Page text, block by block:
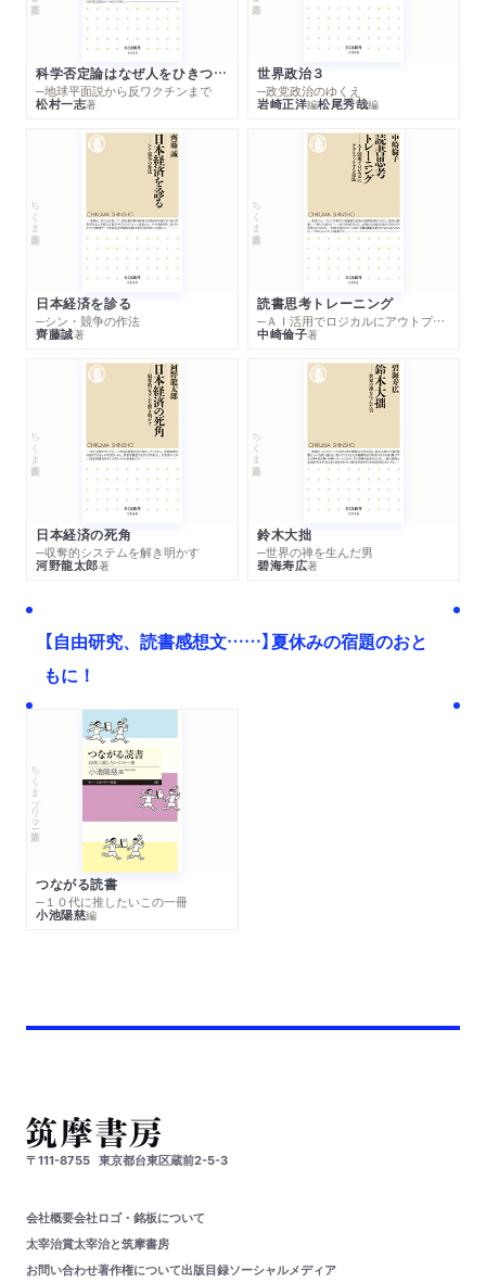
科学否定論はなぜ人をひきつけるのか
─地球平面説から反ワクチンまで
松村一志著
世界政治３
─政党政治のゆくえ
岩崎正洋編松尾秀哉編
ちくま新書
日本経済を診る
─シン・競争の作法
齊藤誠著
ちくま新書
読書思考トレーニング
─ＡＩ活用でロジカルにアウトプットする技法
中崎倫子著
ちくま新書
日本経済の死角
─収奪的システムを解き明かす
河野龍太郎著
ちくま新書
鈴木大拙
─世界の禅を生んだ男
碧海寿広著
【自由研究、読書感想文……】夏休みの宿題のおと
もに！
ちくまプリマー新書
つながる読書
─１０代に推したいこの一冊
小池陽慈編
〒111-8755 東京都台東区蔵前2-5-3
会社概要会社ロゴ・銘板について
太宰治賞太宰治と筑摩書房
お問い合わせ著作権について出版目録ソーシャルメディア